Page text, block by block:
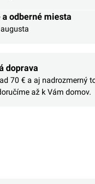
a odberné miesta
doprava
70 € a aj nadrozmerný
až k Vám domov.